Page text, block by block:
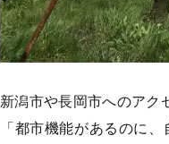
新潟市や長岡市へのアク
「都市機能があるのに